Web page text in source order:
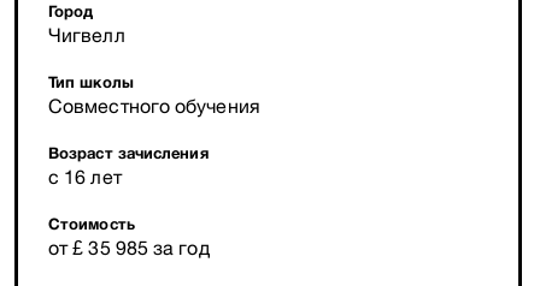
Город
Чигвелл
Тип школы
Совместного обучения
Возраст зачисления
с 16 лет
Стоимость
от £ 35 985 за год